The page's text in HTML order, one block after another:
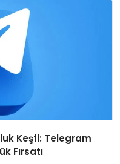
Keşfi: Telegram
Fırsatı